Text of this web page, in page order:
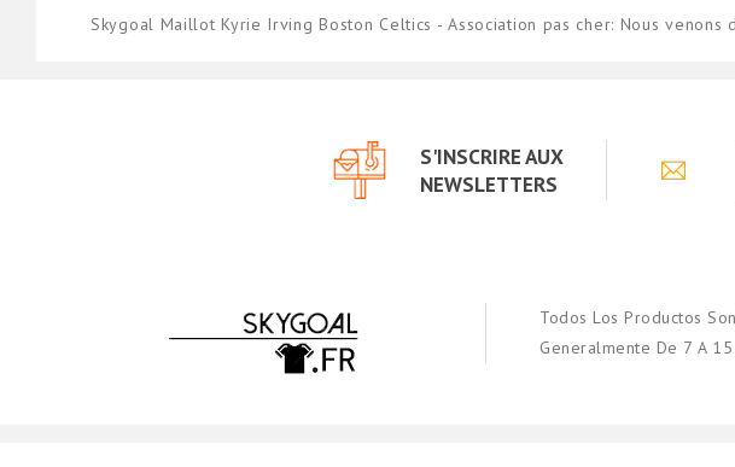
Skygoal Maillot Kyrie Irving Boston Celtics - Association pas cher: Nous
S'INSCRIRE AUX
NEWSLETTERS
Todos Los Productos
Generalmente De 7 A